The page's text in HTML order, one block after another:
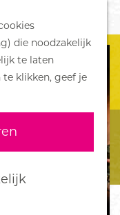
die noodzakelijk
te laten
klikken, geef je